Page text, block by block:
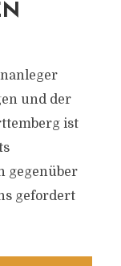
und der
ist
gegenüber
gefordert